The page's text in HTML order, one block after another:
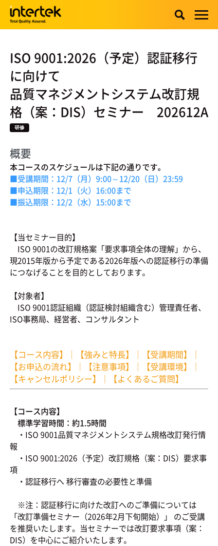
ISO 9001:2026（予定）認証移行
に向けて
品質マネジメントシステム改訂規
格（案：DIS）セミナー 202612A
研修
概要
本コースのスケジュールは下記の通りです。
■受講期間：12/7（月）9:00～12/20（日）23:59
■申込期限：12/1（火）16:00まで
■振込期限：12/2 （水）15:00まで
【当セミナー目的】
ISO 9001の改訂規格案「要求事項全体の理解」から、
現2015年版から予定である2026年版への認証移行の準備
につなげることを目的としております。
【対象者】
ISO 9001認証組織（認証検討組織含む）管理責任者、
ISO事務局、経営者、コンサルタント
【コース内容】 ｜ 【強みと特長】 ｜ 【受講期間】
｜
【お申込の流れ】
｜ 【注意事項】 ｜ 【受講環境】
｜
【キャンセルポリシー】
｜ 【よくあるご質問】
【コース内容】
標準学習時間：約1.5時間
・ISO 9001品質マネジメントシステム規格改訂発行情
報
・ISO 9001:2026（予定）改訂規格（案：DIS）要求事
項
・認証移行へ 移行審査の必要性と準備
※注：認証移行に向けた改訂へのご準備については
「改訂準備セミナー（2026年2月下旬開始）」 のご受講
を推奨いたします。当セミナーでは改訂要求事項（案：
DIS）を中心にご紹介いたします。